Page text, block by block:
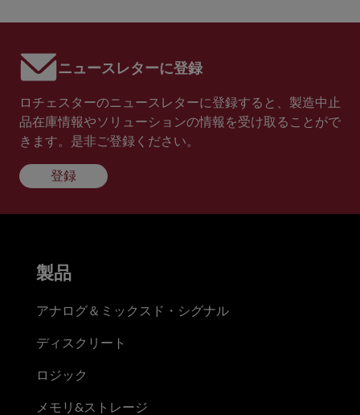
ニュースレターに登録
ロチェスターのニュースレターに登録すると、製造中止
品在庫情報やソリューションの情報を受け取ることがで
きます。是非ご登録ください。
登録
製品
アナログ＆ミックスド・シグナル
ディスクリート
ロジック
メモリ&ストレージ